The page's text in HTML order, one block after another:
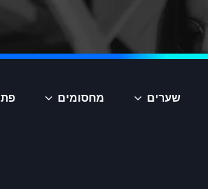
שערים מחסומים